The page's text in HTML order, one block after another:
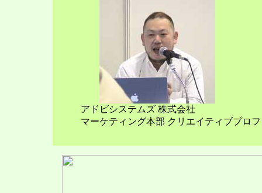
アドビシステムズ 株式会社
マーケティング本部 クリエイティブプロ